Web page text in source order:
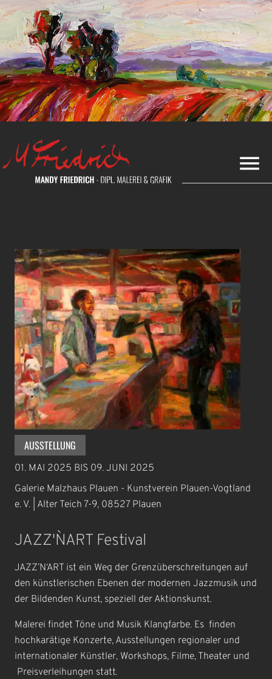
AUSSTELLUNG
01. MAI 2025 BIS 09. JUNI 2025
Galerie Malzhaus Plauen - Kunstverein Plauen-Vogtland
e. V. | Alter Teich 7-9, 08527 Plauen
JAZZ'N`ART Festival
JAZZ’N‘ART ist ein Weg der Grenzüberschreitungen auf
den künstlerischen Ebenen der modernen Jazzmusik und
der Bildenden Kunst, speziell der Aktionskunst.
Malerei findet Töne und Musik Klangfarbe. Es finden
hochkarätige Konzerte, Ausstellungen regionaler und
internationaler Künstler, Workshops, Filme, Theater und
Preisverleihungen statt.